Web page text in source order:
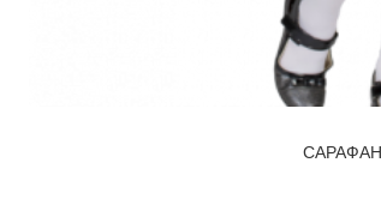
САРАФАН